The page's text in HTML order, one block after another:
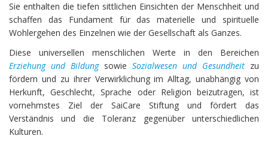
Sie enthalten die tiefen sittlichen Einsichten der Menschheit und
schaffen das Fundament für das materielle und spirituelle
Wohlergehen des Einzelnen wie der Gesellschaft als Ganzes.
Diese universellen menschlichen Werte in den Bereichen
Erziehung und Bildung sowie Sozialwesen und Gesundheit zu
fördern und zu ihrer Verwirklichung im Alltag, unabhängig von
Herkunft, Geschlecht, Sprache oder Religion beizutragen, ist
vornehmstes Ziel der SaiCare Stiftung und fördert das
Verständnis und die Toleranz gegenüber unterschiedlichen
Kulturen.